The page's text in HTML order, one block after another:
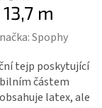
m
Spophy
tejp poskytující
částem
latex, ale